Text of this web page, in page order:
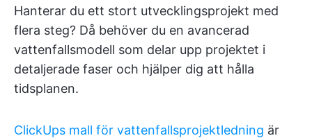
Hanterar du ett stort utvecklingsprojekt med
flera steg? Då behöver du en avancerad
vattenfallsmodell som delar upp projektet i
detaljerade faser och hjälper dig att hålla
tidsplanen.
ClickUps mall för vattenfallsprojektledning är